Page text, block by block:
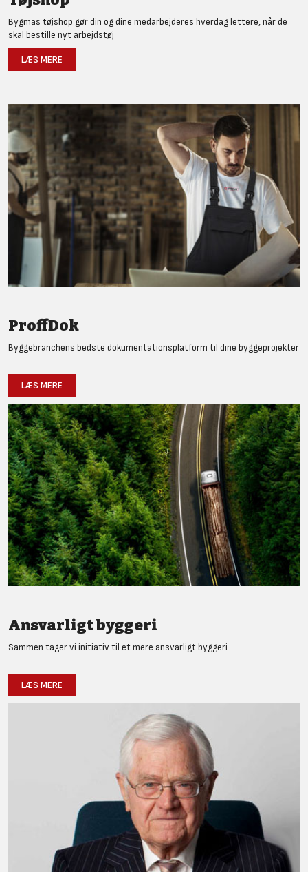
Bygmas tøjshop gør din og dine medarbejderes hverdag lettere, når de
skal bestille nyt arbejdstøj
LÆS MERE
ProffDok
Byggebranchens bedste dokumentationsplatform til dine byggeprojekter
LÆS MERE
Ansvarligt byggeri
Sammen tager vi initiativ til et mere ansvarligt byggeri
LÆS MERE